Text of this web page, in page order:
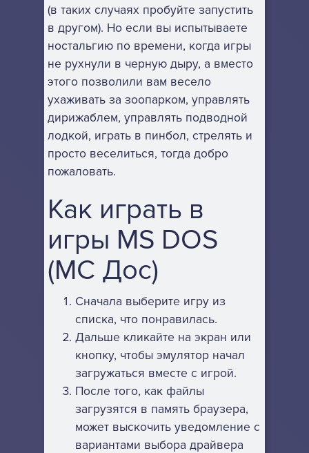
(в таких случаях пробуйте запустить
в другом). Но если вы испытываете
ностальгию по времени, когда игры
не рухнули в черную дыру, а вместо
этого позволили вам весело
ухаживать за зоопарком, управлять
дирижаблем, управлять подводной
лодкой, играть в пинбол, стрелять и
просто веселиться, тогда добро
пожаловать.
Как играть в
игры MS DOS
(МС Дос)
Сначала выберите игру из
списка, что понравилась.
Дальше кликайте на экран или
кнопку, чтобы эмулятор начал
загружаться вместе с игрой.
После того, как файлы
загрузятся в память браузера,
может выскочить уведомление с
вариантами выбора драйвера